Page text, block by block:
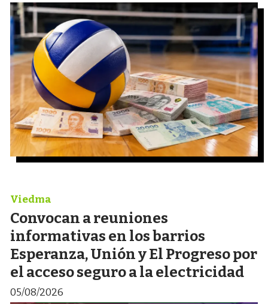
Convocan a reuniones
informativas en los barrios
Esperanza, Unión y El Progreso por
el acceso seguro a la electricidad
Viedma
05/08/2026